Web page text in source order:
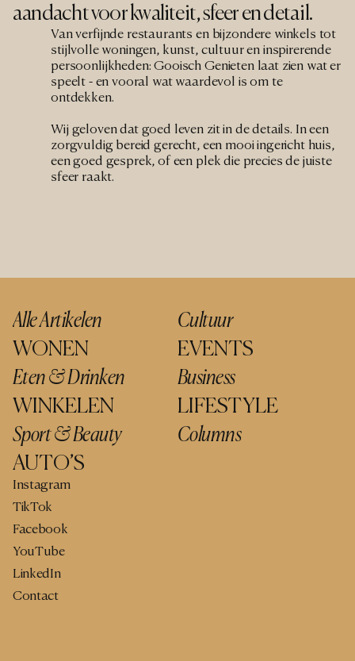
aandacht voor kwaliteit, sfeer en detail.
Van verfijnde restaurants en bijzondere winkels tot
stijlvolle woningen, kunst, cultuur en inspirerende
persoonlijkheden: Gooisch Genieten laat zien wat er
speelt - en vooral wat waardevol is om te
ontdekken.
Wij geloven dat goed leven zit in de details. In een
zorgvuldig bereid gerecht, een mooi ingericht huis,
een goed gesprek, of een plek die precies de juiste
sfeer raakt.
Alle Artikelen
WONEN
Eten & Drinken
WINKELEN
Sport & Beauty
AUTO’S
Cultuur
EVENTS
Business
LIFESTYLE
Columns
Instagram
TikTok
Facebook
YouTube
LinkedIn
Contact